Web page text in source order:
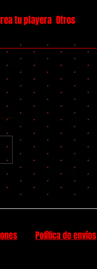
tu playera Otros
Política de envíos